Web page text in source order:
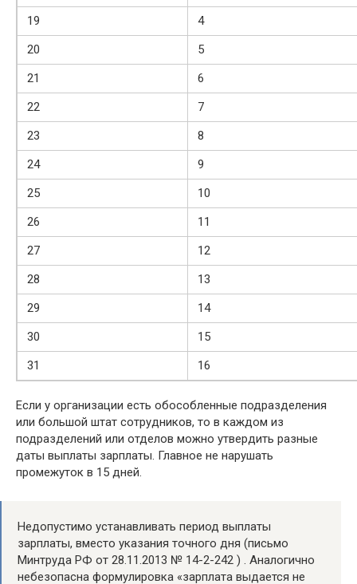
19
4
20
5
21
6
22
7
23
8
24
9
25
10
26
11
27
12
28
13
29
14
30
15
31
16
Если у организации есть обособленные подразделения
или большой штат сотрудников, то в каждом из
подразделений или отделов можно утвердить разные
даты выплаты зарплаты. Главное не нарушать
промежуток в 15 дней.
Недопустимо устанавливать период выплаты
зарплаты, вместо указания точного дня (письмо
Минтруда РФ от 28.11.2013 № 14-2-242 ) . Аналогично
небезопасна формулировка «зарплата выдается не